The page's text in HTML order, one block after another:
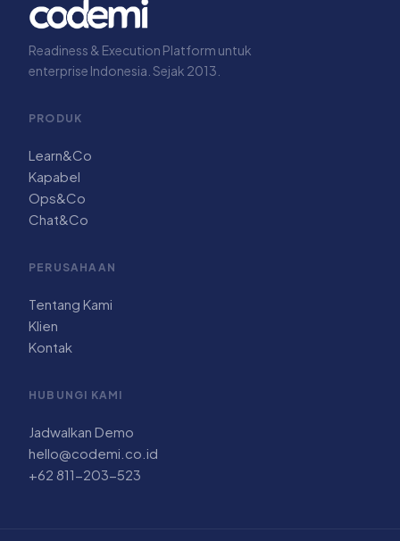
Readiness & Execution Platform untuk
enterprise Indonesia. Sejak 2013.
PRODUK
Learn&Co
Kapabel
Ops&Co
Chat&Co
PERUSAHAAN
Tentang Kami
Klien
Kontak
HUBUNGI KAMI
Jadwalkan Demo
hello@codemi.co.id
+62 811-203-523